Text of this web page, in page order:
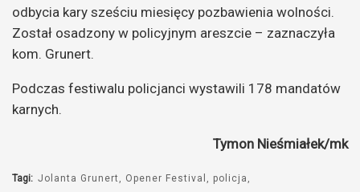
odbycia kary sześciu miesięcy pozbawienia wolności.
Został osadzony w policyjnym areszcie – zaznaczyła
kom. Grunert.
Podczas festiwalu policjanci wystawili 178 mandatów
karnych.
Tymon Nieśmiałek/mk
Tagi: Jolanta Grunert Opener Festival
policja